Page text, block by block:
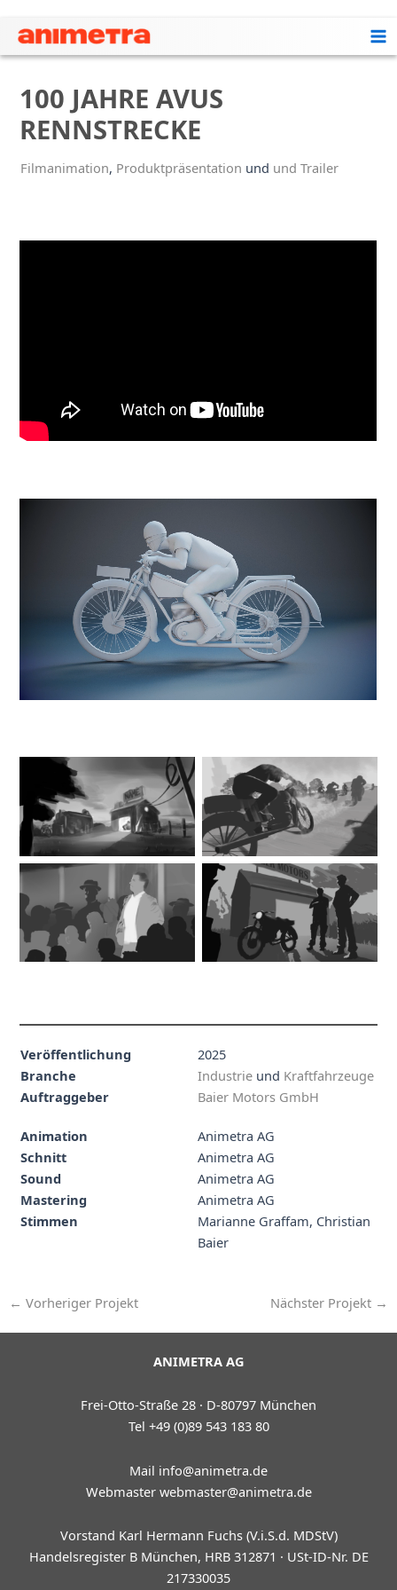
Inhalt
springen
100 JAHRE AVUS
RENNSTRECKE
Filmanimation, Produktpräsentation und und Trailer
Veröffentlichung
2025
Branche
Industrieund Kraftfahrzeuge
Auftraggeber
Baier Motors GmbH
Animation
Animetra AG
Schnitt
Animetra AG
Sound
Animetra AG
Mastering
Animetra AG
Stimmen
Marianne Graffam, Christian
Baier
← Vorheriger Projekt Nächster Projekt →
ANIMETRA AG
Frei-Otto-Straße 28 · D-80797 München
Tel +49 (0)89 543 183 80
Mail info@animetra.de
Webmaster webmaster@animetra.de
Vorstand Karl Hermann Fuchs (V.i.S.d. MDStV)
Handelsregister B München, HRB 312871 · USt-ID-Nr. DE
217330035